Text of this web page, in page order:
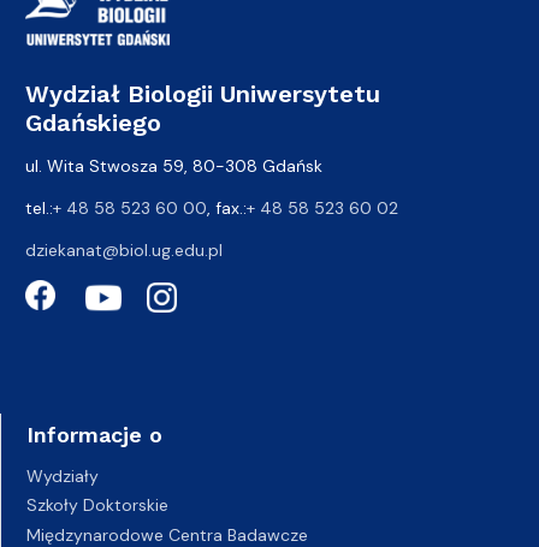
Wydział Biologii Uniwersytetu
Gdańskiego
ul. Wita Stwosza 59, 80-308 Gdańsk
tel.:+ 48 58 523 60 00, fax.:+ 48 58 523 60 02
dziekanat@biol.ug.edu.pl
Informacje o
Wydziały
Szkoły Doktorskie
Międzynarodowe Centra Badawcze